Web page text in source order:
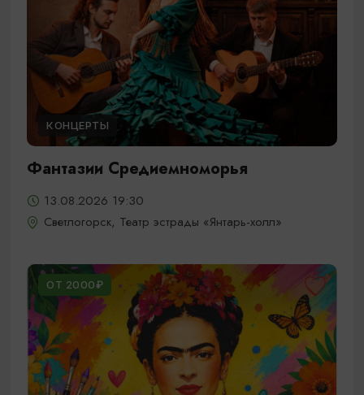
КОНЦЕРТЫ
Фантазии Средиемноморья
13.08.2026 19:30
Светлогорск, Театр эстрады «Янтарь-холл»
ОТ 2000₽